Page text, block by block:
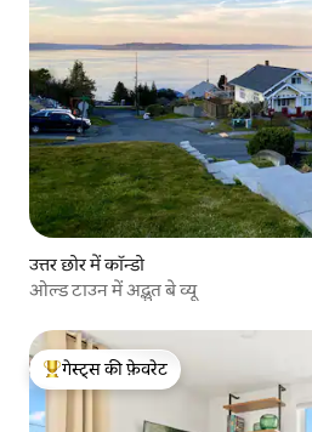
उत्तर छोर में कॉन्डो
ओल्ड टाउन में अद्भुत बे व्यू
गेस्ट्स का टॉप फ़ेवरेट
गेस्ट्स की फ़ेवरेट